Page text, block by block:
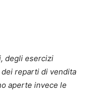
degli esercizi
reparti di vendita
aperte invece le